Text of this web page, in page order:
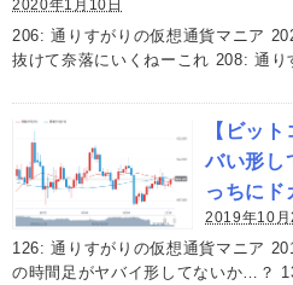
2020年1月10日
206: 通りすがりの仮想通貨マニア
抜けて奈落にいくねーこれ 208: 通
【ビッ
バい形し
っちに
2019年10月
126: 通りすがりの仮想通貨マニア
の時間足がヤバイ形してないか…？